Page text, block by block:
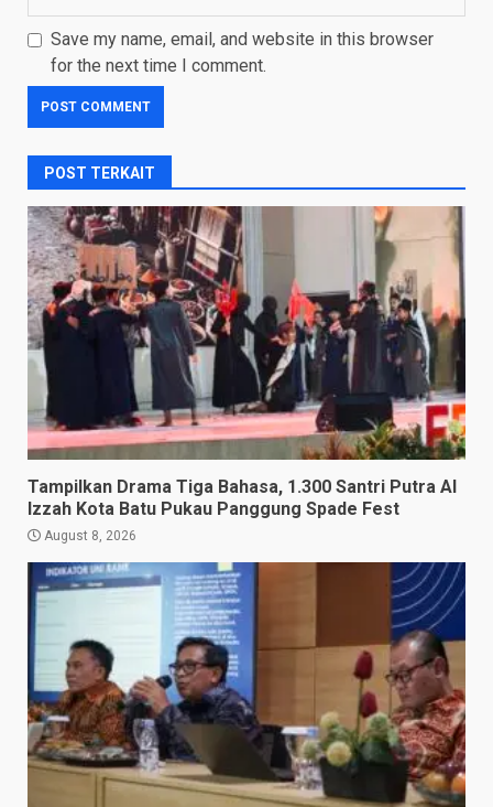
Save my name, email, and website in this browser
for the next time I comment.
POST TERKAIT
Tampilkan Drama Tiga Bahasa, 1.300 Santri Putra Al
Izzah Kota Batu Pukau Panggung Spade Fest
August 8, 2026